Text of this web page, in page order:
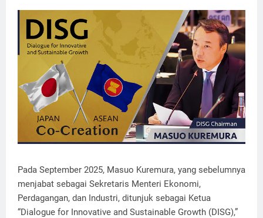
Pada September 2025, Masuo Kuremura, yang sebelumnya
menjabat sebagai Sekretaris Menteri Ekonomi,
Perdagangan, dan Industri, ditunjuk sebagai Ketua
“Dialogue for Innovative and Sustainable Growth (DISG),”